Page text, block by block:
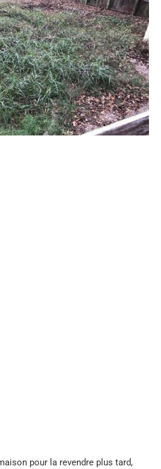
pour la revendre plus tard,